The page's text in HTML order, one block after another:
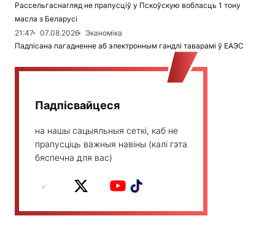
Рассельгаснагляд не прапусціў у Пскоўскую вобласць 1 тону
масла з Беларусі
21:47
07.08.2026
Эканоміка
Падпісана пагадненне аб электронным гандлі таварамі ў ЕАЭС
Падпісвайцеся
на нашы сацыяльныя сеткі, каб не
прапусціць важныя навіны (калі гэта
бяспечна для вас)